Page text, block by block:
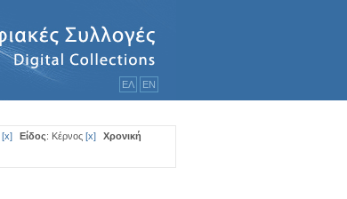
ΕΛ ΕΝ
[x] Είδος: Κέρνος [x]
Χρονική